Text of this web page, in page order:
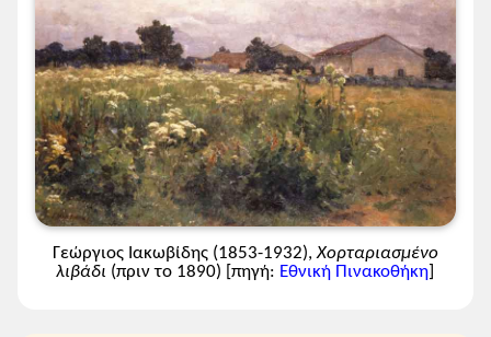
Γεώργιος Ιακωβίδης (1853-1932),Χορταριασμένο
λιβάδι (πριν το 1890) [πηγή: Εθνική Πινακοθήκη]